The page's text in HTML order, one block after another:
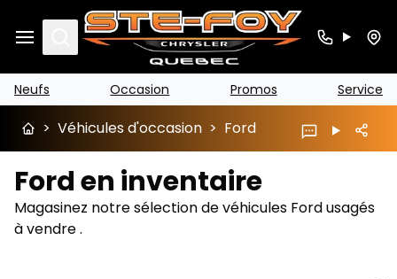
Search
Neufs Occasion Promos Service
> Véhicules d'occasion > Ford
Ford en inventaire
Magasinez notre sélection de véhicules Ford usagés
à vendre .